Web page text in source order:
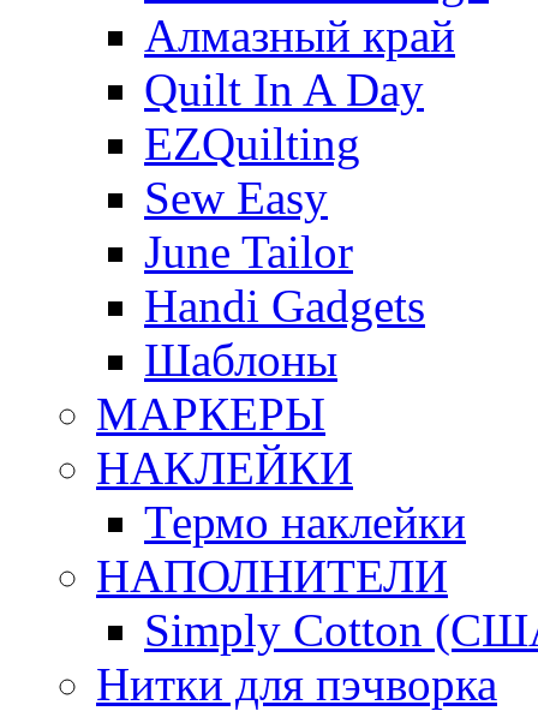
Алмазный край
Quilt In A Day
EZQuilting
Sew Easy
June Tailor
Handi Gadgets
Шаблоны
МАРКЕРЫ
НАКЛЕЙКИ
Термо наклейки
НАПОЛНИТЕЛИ
Simply Cotton
Нитки для пэчворка